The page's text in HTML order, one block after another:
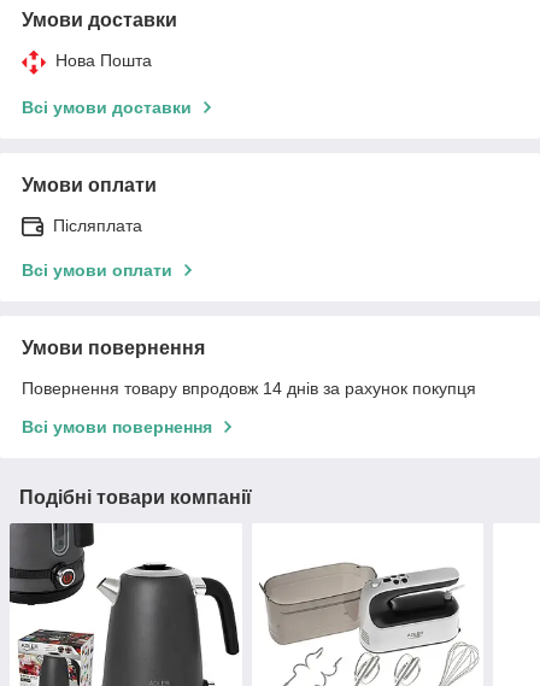
Умови доставки
Нова Пошта
Всі умови доставки
Умови оплати
Післяплата
Всі умови оплати
Умови повернення
Повернення товару впродовж 14 днів за рахунок покупця
Всі умови повернення
Подібні товари компанії